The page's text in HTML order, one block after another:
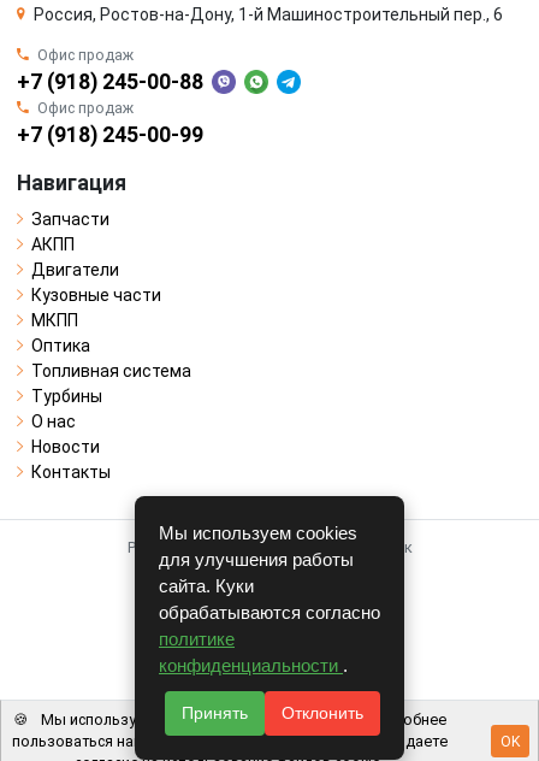
Россия, Ростов-на-Дону, 1-й Машиностроительный пер., 6
Офис продаж
+7 (918) 245-00-88
Офис продаж
+7 (918) 245-00-99
Навигация
Запчасти
АКПП
Двигатели
Кузовные части
МКПП
Оптика
Топливная система
Турбины
О нас
Новости
Контакты
Работает на системе для авторазборок
CARRO.БИЗНЕС
Полная версия
© COPYRIGHT 2026 г.
v1.1.24
Мы используем cookies
для улучшения работы
сайта. Куки
обрабатываются согласно
политике
конфиденциальности .
Принять Отклонить
🍪
Мы используем файлы cookie, чтобы вам было удобнее
пользоваться нашим сайтом. Используя наш сайт, вы даете
OK